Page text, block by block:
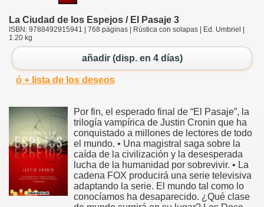
La Ciudad de los Espejos / El Pasaje 3
ISBN: 9788492915941 | 768 páginas | Rústica con solapas | Ed. Umbriel |
1.20 kg
añadir (disp. en 4 días)
ó + lista de los deseos
Por fin, el esperado final de “El Pasaje”, la
trilogía vampírica de Justin Cronin que ha
conquistado a millones de lectores de todo
el mundo. • Una magistral saga sobre la
caída de la civilización y la desesperada
lucha de la humanidad por sobrevivir. • La
cadena FOX producirá una serie televisiva
adaptando la serie. El mundo tal como lo
conocíamos ha desaparecido. ¿Qué clase